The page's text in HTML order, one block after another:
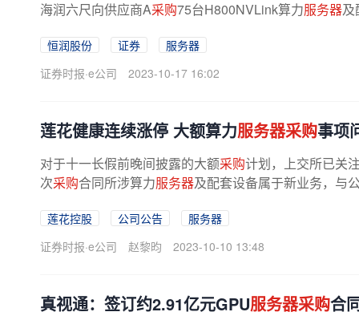
海润六尺向供应商A采购75台H800NVLink算力服务器及
恒润股份 证券
服务器
证券时报·e公司
2023-10-17 16:02
莲花健康连续涨停 大额算力服务器采购事项
对于十一长假前晚间披露的大额采购计划，上交所已关
次采购合同所涉算力服务器及配套设备属于新业务，与
莲花控股 公司公告
服务器
证券时报·e公司
赵黎昀 2023-10-10 13:48
真视通：签订约2.91亿元GPU服务器采购合